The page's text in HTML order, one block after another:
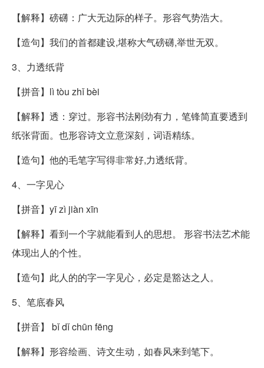
【解释】磅礴：广大无边际的样子。形容气势浩大。
【造句】我们的首都建设,堪称大气磅礴,举世无双。
3、力透纸背
【拼音】lì tòu zhǐ bèi
【解释】透：穿过。形容书法刚劲有力，笔锋简直要透到
纸张背面。也形容诗文立意深刻，词语精练。
【造句】他的毛笔字写得非常好,力透纸背。
4、一字见心
【拼音】yī zì jiàn xīn
【解释】看到一个字就能看到人的思想。 形容书法艺术能
体现出人的个性。
【造句】此人的的字一字见心，必定是豁达之人。
5、笔底春风
【拼音】 bǐ dǐ chūn fēng
【解释】形容绘画、诗文生动，如春风来到笔下。